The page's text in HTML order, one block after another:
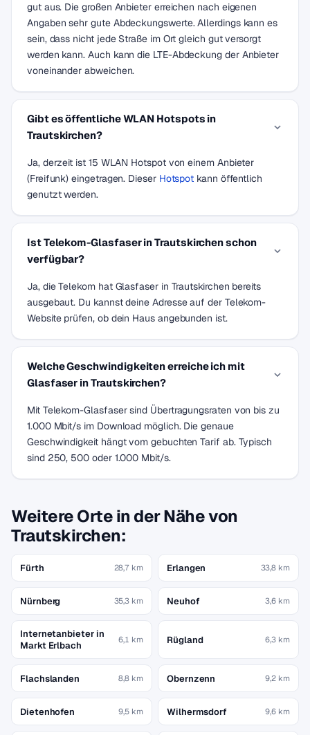
gut aus. Die großen Anbieter erreichen nach eigenen
Angaben sehr gute Abdeckungswerte. Allerdings kann es
sein, dass nicht jede Straße im Ort gleich gut versorgt
werden kann. Auch kann die LTE-Abdeckung der Anbieter
voneinander abweichen.
Gibt es öffentliche WLAN Hotspots in
Trautskirchen?
Ja, derzeit ist 15 WLAN Hotspot von einem Anbieter
(Freifunk) eingetragen. Dieser Hotspot kann öffentlich
genutzt werden.
Ist Telekom-Glasfaser in Trautskirchen schon
verfügbar?
Ja, die Telekom hat Glasfaser in Trautskirchen bereits
ausgebaut. Du kannst deine Adresse auf der Telekom-
Website prüfen, ob dein Haus angebunden ist.
Welche Geschwindigkeiten erreiche ich mit
Glasfaser in Trautskirchen?
Mit Telekom-Glasfaser sind Übertragungsraten von bis zu
1.000 Mbit/s im Download möglich. Die genaue
Geschwindigkeit hängt vom gebuchten Tarif ab. Typisch
sind 250, 500 oder 1.000 Mbit/s.
Weitere Orte in der Nähe von
Trautskirchen:
Fürth 28,7 km Erlangen 33,8 km
Nürnberg 35,3 km Neuhof 3,6 km
Internetanbieter in
Markt Erlbach
6,1 km Rügland 6,3 km
Flachslanden 8,8 km Obernzenn 9,2 km
Dietenhofen 9,5 km Wilhermsdorf 9,6 km